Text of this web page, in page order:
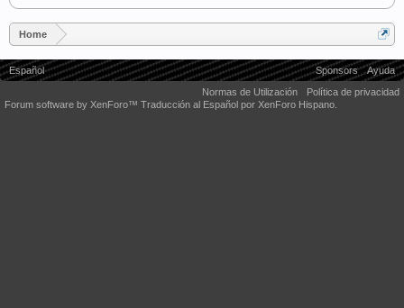
Home
Español Sponsors
Ayuda
Normas de Utilización
Política de privacidad
Forum software by XenForo™ Traducción al Español por XenForo Hispano.